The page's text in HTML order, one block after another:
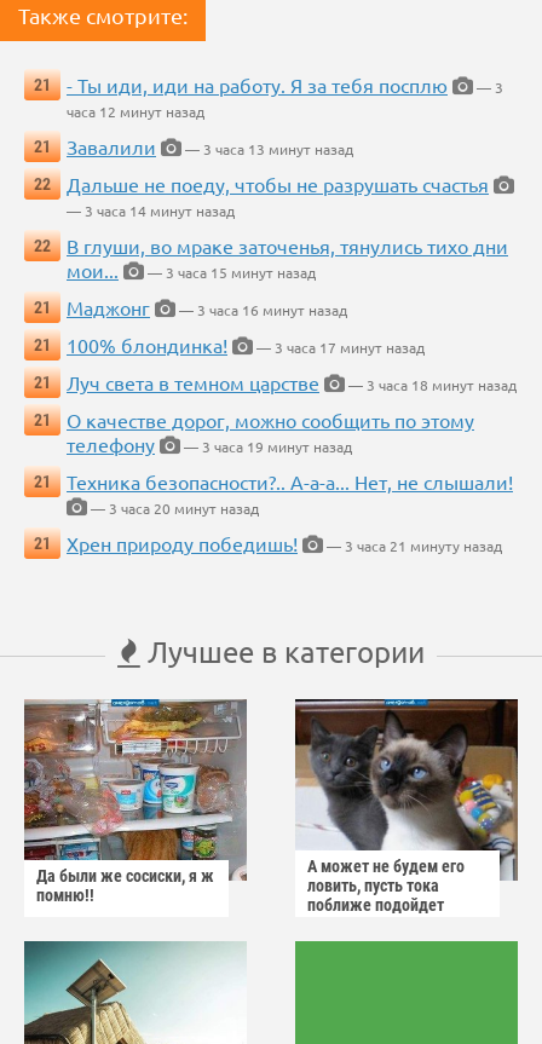
Также смотрите:
21 - Ты иди, иди на работу. Я за тебя посплю
— 3
часа 12 минут назад
21
Завалили
— 3 часа 13 минут назад
22
Дальше не поеду, чтобы не разрушать счастья
— 3 часа 14 минут назад
22
В глуши, во мраке заточенья, тянулись тихо дни
мои...
— 3 часа 15 минут назад
21
Маджонг
— 3 часа 16 минут назад
21
100% блондинка!
— 3 часа 17 минут назад
21
Луч света в темном царстве
— 3 часа 18 минут назад
21
О качестве дорог, можно сообщить по этому
телефону
— 3 часа 19 минут назад
21
Техника безопасности?.. А-а-а... Нет, не слышали!
— 3 часа 20 минут назад
21
Хрен природу победишь! — 3 часа 21 минуту назад
Лучшее в категории
Да были же сосиски, я ж
помню!!
А может не будем его
ловить, пусть тока
поближе подойдет